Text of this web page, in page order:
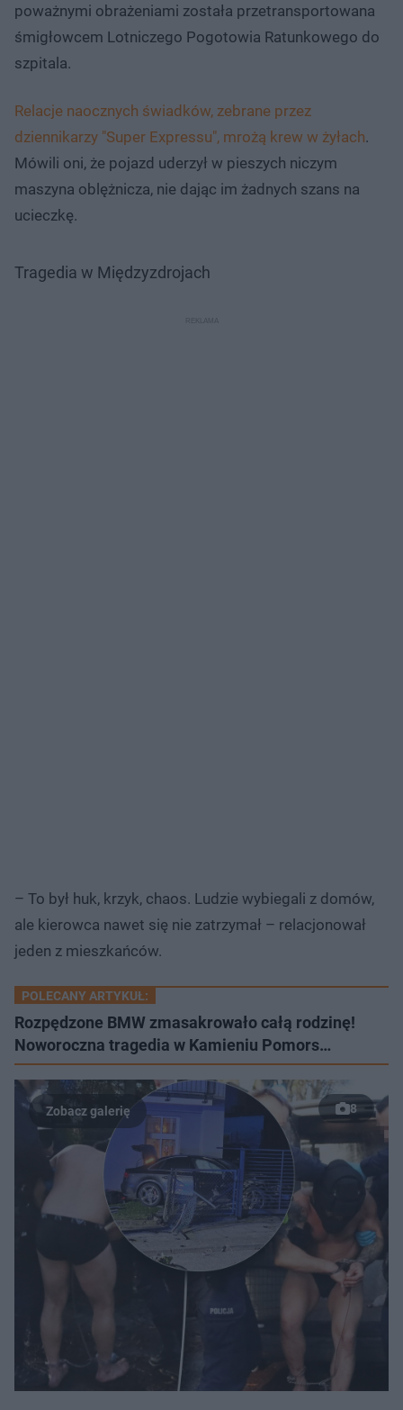
poważnymi obrażeniami została przetransportowana
śmigłowcem Lotniczego Pogotowia Ratunkowego do
szpitala.
Relacje naocznych świadków, zebrane przez
dziennikarzy "Super Expressu", mrożą krew w żyłach.
Mówili oni, że pojazd uderzył w pieszych niczym
maszyna oblężnicza, nie dając im żadnych szans na
ucieczkę.
Tragedia w Międzyzdrojach
– To był huk, krzyk, chaos. Ludzie wybiegali z domów,
ale kierowca nawet się nie zatrzymał – relacjonował
jeden z mieszkańców.
POLECANY ARTYKUŁ:
Rozpędzone BMW zmasakrowało całą rodzinę!
Noworoczna tragedia w Kamieniu Pomors…
8